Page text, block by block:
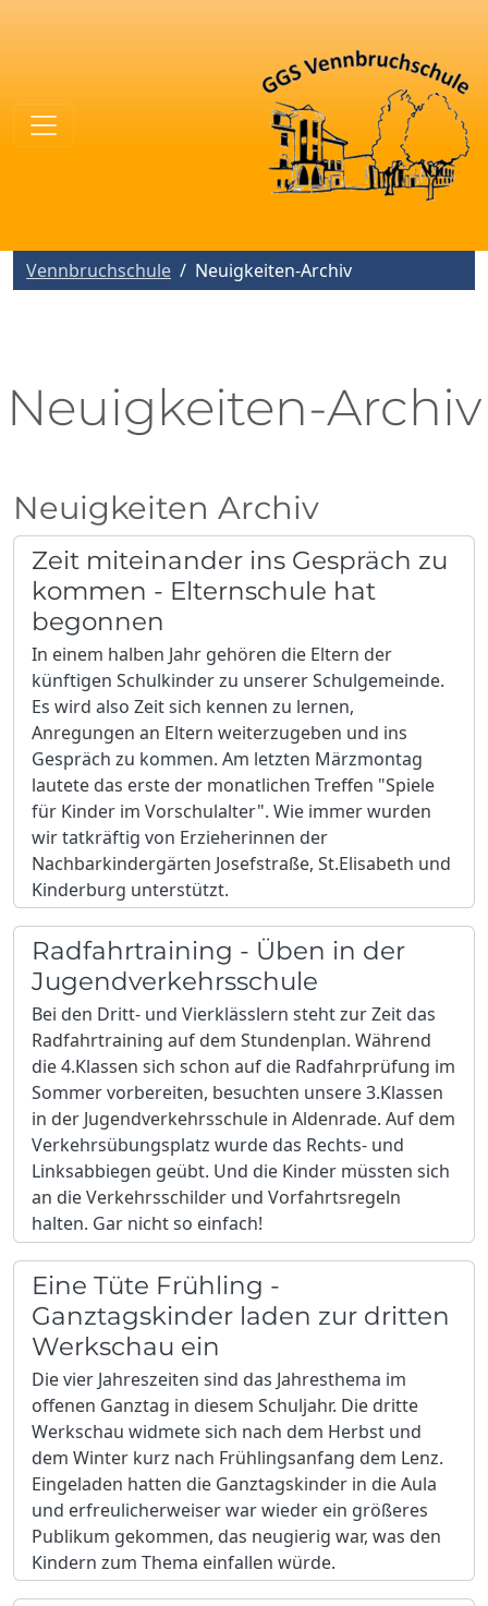
Vennbruchschule Neuigkeiten-Archiv
Neuigkeiten-Archiv
Neuigkeiten Archiv
Zeit miteinander ins Gespräch zu
kommen - Elternschule hat
begonnen
In einem halben Jahr gehören die Eltern der
künftigen Schulkinder zu unserer Schulgemeinde.
Es wird also Zeit sich kennen zu lernen,
Anregungen an Eltern weiterzugeben und ins
Gespräch zu kommen. Am letzten Märzmontag
lautete das erste der monatlichen Treffen "Spiele
für Kinder im Vorschulalter". Wie immer wurden
wir tatkräftig von Erzieherinnen der
Nachbarkindergärten Josefstraße, St.Elisabeth und
Kinderburg unterstützt.
Radfahrtraining - Üben in der
Jugendverkehrsschule
Bei den Dritt- und Vierklässlern steht zur Zeit das
Radfahrtraining auf dem Stundenplan. Während
die 4.Klassen sich schon auf die Radfahrprüfung im
Sommer vorbereiten, besuchten unsere 3.Klassen
in der Jugendverkehrsschule in Aldenrade. Auf dem
Verkehrsübungsplatz wurde das Rechts- und
Linksabbiegen geübt. Und die Kinder müssten sich
an die Verkehrsschilder und Vorfahrtsregeln
halten. Gar nicht so einfach!
Eine Tüte Frühling -
Ganztagskinder laden zur dritten
Werkschau ein
Die vier Jahreszeiten sind das Jahresthema im
offenen Ganztag in diesem Schuljahr. Die dritte
Werkschau widmete sich nach dem Herbst und
dem Winter kurz nach Frühlingsanfang dem Lenz.
Eingeladen hatten die Ganztagskinder in die Aula
und erfreulicherweiser war wieder ein größeres
Publikum gekommen, das neugierig war, was den
Kindern zum Thema einfallen würde.